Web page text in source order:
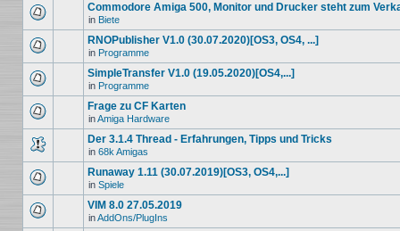
Commodore Amiga 500, Monitor und Drucker steht zum
in Biete
RNOPublisher V1.0 (30.07.2020)[OS3, OS4, ...]
in Programme
SimpleTransfer V1.0 (19.05.2020)[OS4,...]
in Programme
Frage zu CF Karten
inAmiga Hardware
Der 3.1.4 Thread - Erfahrungen, Tipps und Tricks
in 68k Amigas
Runaway 1.11 (30.07.2019)[OS3, OS4,...]
in Spiele
VIM 8.0 27.05.2019
inAddOns/PlugIns